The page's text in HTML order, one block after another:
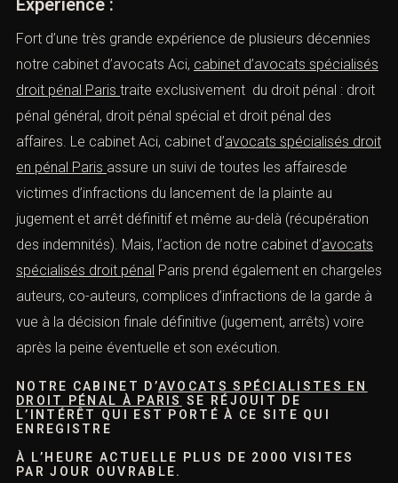
Fort d’une très grande expérience de plusieurs décennies
notre cabinet d’avocats Aci, cabinet d’avocats spécialisés
droit pénal Paris traite exclusivement du droit pénal : droit
pénal général, droit pénal spécial et droit pénal des
affaires. Le cabinet Aci, cabinet d’avocats spécialisés droit
en pénal Paris assure un suivi de toutes les affairesde
victimes d’infractions du lancement de la plainte au
jugement et arrêt définitif et même au-delà (récupération
des indemnités). Mais, l’action de notre cabinet d’avocats
spécialisés droit pénal Paris prend également en chargeles
auteurs, co-auteurs, complices d’infractions de la garde à
vue à la décision finale définitive (jugement, arrêts) voire
après la peine éventuelle et son exécution.
NOTRE CABINET D’AVOCATS SPÉCIALISTES EN
DROIT PÉNAL À PARIS SE RÉJOUIT DE
L’INTÉRÊT QUI EST PORTÉ À CE SITE QUI
ENREGISTRE
À L’HEURE ACTUELLE PLUS DE 2000 VISITES
PAR JOUR OUVRABLE.